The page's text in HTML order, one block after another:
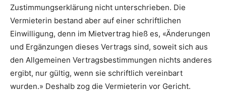
Zustimmungserklärung nicht unterschrieben. Die
Vermieterin bestand aber auf einer schriftlichen
Einwilligung, denn im Mietvertrag hieß es, «Änderungen
und Ergänzungen dieses Vertrags sind, soweit sich aus
den Allgemeinen Vertragsbestimmungen nichts anderes
ergibt, nur gültig, wenn sie schriftlich vereinbart
wurden.» Deshalb zog die Vermieterin vor Gericht.